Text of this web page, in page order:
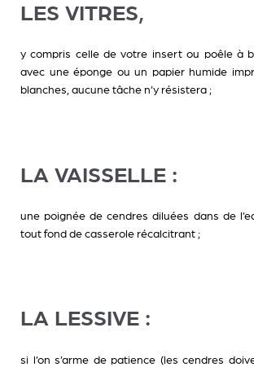
LES VITRES,
y compris celle de votre insert ou poêle à
avec une éponge ou un papier humide
blanches, aucune tâche n’y résistera ;
LA VAISSELLE :
une poignée de cendres diluées dans de
tout fond de casserole récalcitrant ;
LA LESSIVE :
si l’on s’arme de patience (les cendres